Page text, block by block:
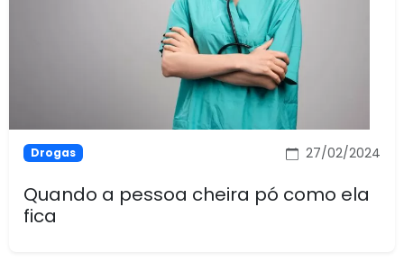
Drogas 27/02/2024
Quando a pessoa cheira pó como ela
fica